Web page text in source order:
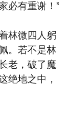
必有重谢！”
林微四人躬
。若不是林
老，破了魔
绝地之中，